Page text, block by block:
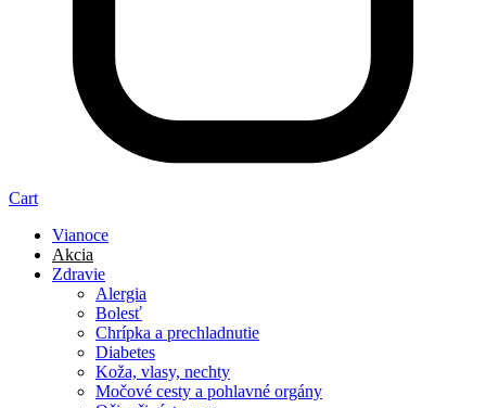
Cart
Vianoce
Akcia
Zdravie
Alergia
Bolesť
Chrípka a prechladnutie
Diabetes
Koža, vlasy, nechty
Močové cesty a pohlavné orgány